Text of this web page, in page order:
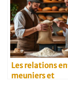
Les relations
meuniers et